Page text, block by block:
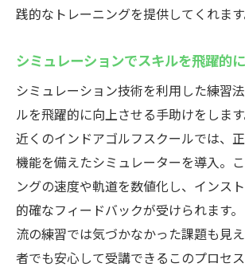
践的なトレーニングを提供してくれます
シミュレーションでスキルを飛躍的
シミュレーション技術を利用した練習
ルを飛躍的に向上させる手助けをしま
近くのインドアゴルフスクールでは、
機能を備えたシミュレーターを導入。
ングの速度や軌道を数値化し、インス
的確なフィードバックが受けられます
流の練習では気づかなかった課題も見
者でも安心して受講できるこのプロセ